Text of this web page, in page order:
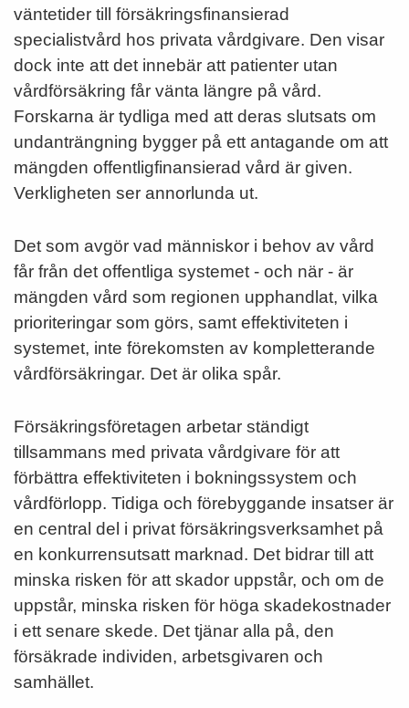
väntetider till försäkringsfinansierad
specialistvård hos privata vårdgivare. Den visar
dock inte att det innebär att patienter utan
vårdförsäkring får vänta längre på vård.
Forskarna är tydliga med att deras slutsats om
undanträngning bygger på ett antagande om att
mängden offentligfinansierad vård är given.
Verkligheten ser annorlunda ut.
Det som avgör vad människor i behov av vård
får från det offentliga systemet - och när - är
mängden vård som regionen upphandlat, vilka
prioriteringar som görs, samt effektiviteten i
systemet, inte förekomsten av kompletterande
vårdförsäkringar. Det är olika spår.
Försäkringsföretagen arbetar ständigt
tillsammans med privata vårdgivare för att
förbättra effektiviteten i bokningssystem och
vårdförlopp. Tidiga och förebyggande insatser är
en central del i privat försäkringsverksamhet på
en konkurrensutsatt marknad. Det bidrar till att
minska risken för att skador uppstår, och om de
uppstår, minska risken för höga skadekostnader
i ett senare skede. Det tjänar alla på, den
försäkrade individen, arbetsgivaren och
samhället.